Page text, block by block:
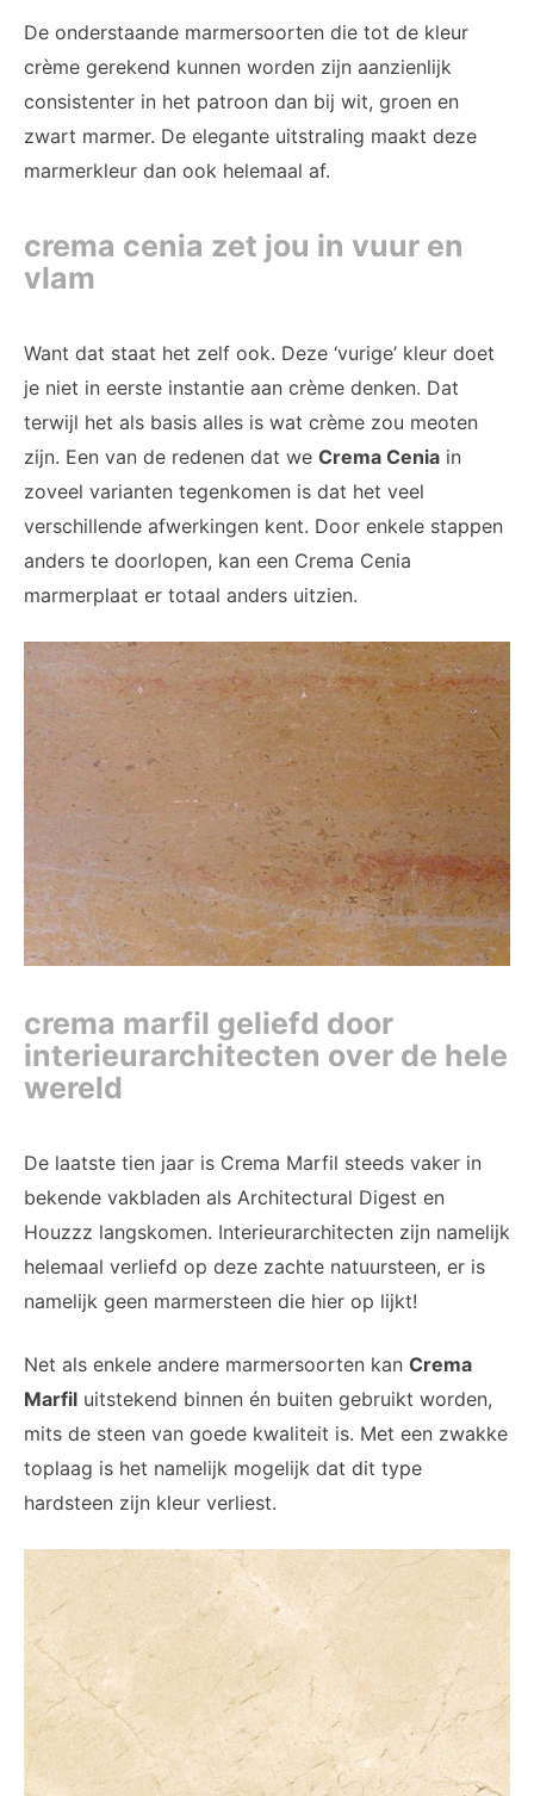
De onderstaande marmersoorten die tot de kleur
crème gerekend kunnen worden zijn aanzienlijk
consistenter in het patroon dan bij wit, groen en
zwart marmer. De elegante uitstraling maakt deze
marmerkleur dan ook helemaal af.
crema cenia zet jou in vuur en
vlam
Want dat staat het zelf ook. Deze ‘vurige’ kleur doet
je niet in eerste instantie aan crème denken. Dat
terwijl het als basis alles is wat crème zou meoten
zijn. Een van de redenen dat we Crema Cenia in
zoveel varianten tegenkomen is dat het veel
verschillende afwerkingen kent. Door enkele stappen
anders te doorlopen, kan een Crema Cenia
marmerplaat er totaal anders uitzien.
crema marfil geliefd door
interieurarchitecten over de hele
wereld
De laatste tien jaar is Crema Marfil steeds vaker in
bekende vakbladen als Architectural Digest en
Houzzz langskomen. Interieurarchitecten zijn namelijk
helemaal verliefd op deze zachte natuursteen, er is
namelijk geen marmersteen die hier op lijkt!
Net als enkele andere marmersoorten kan Crema
Marfil uitstekend binnen én buiten gebruikt worden,
mits de steen van goede kwaliteit is. Met een zwakke
toplaag is het namelijk mogelijk dat dit type
hardsteen zijn kleur verliest.